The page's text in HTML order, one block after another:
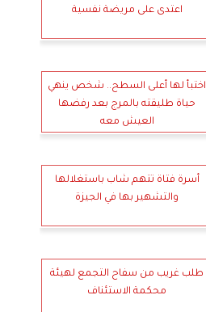
اعتدى على مريضة نفسية
اختبأ لها أعلى السطح.. شخص ينهي
حياة طليقته بالمرج بعد رفضها
العيش معه
أسرة فتاة تتهم شاب باستغلالها
والتشهير بها في الجيزة
طلب غريب من سفاح التجمع لهيئة
محكمة الاستئناف